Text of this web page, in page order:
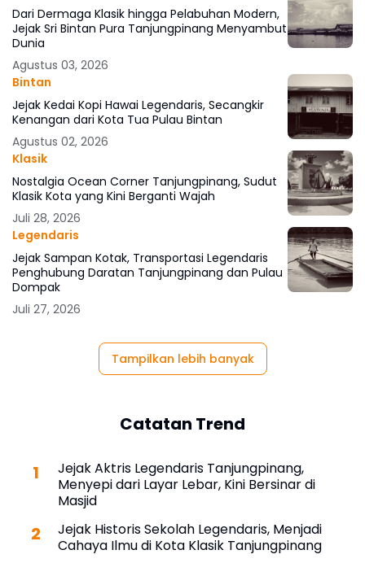
Dari Dermaga Klasik hingga Pelabuhan Modern,
Jejak Sri Bintan Pura Tanjungpinang Menyambut
Dunia
Agustus 03, 2026
Bintan
Jejak Kedai Kopi Hawai Legendaris, Secangkir
Kenangan dari Kota Tua Pulau Bintan
Agustus 02, 2026
Klasik
Nostalgia Ocean Corner Tanjungpinang, Sudut
Klasik Kota yang Kini Berganti Wajah
Juli 28, 2026
Legendaris
Jejak Sampan Kotak, Transportasi Legendaris
Penghubung Daratan Tanjungpinang dan Pulau
Dompak
Juli 27, 2026
Tampilkan lebih banyak
Catatan Trend
Jejak Aktris Legendaris Tanjungpinang,
Menyepi dari Layar Lebar, Kini Bersinar di
Masjid
Jejak Historis Sekolah Legendaris, Menjadi
Cahaya Ilmu di Kota Klasik Tanjungpinang